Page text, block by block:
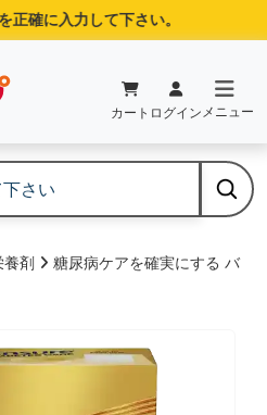
確に入力して下さい。
カート ログイン メニュー
養剤
糖尿病ケアを確実にする バ